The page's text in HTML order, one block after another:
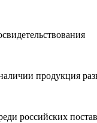
продукция
российских